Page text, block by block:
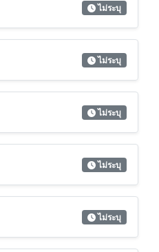
ไม่ระบุ
ไม่ระบุ
ไม่ระบุ
ไม่ระบุ
ไม่ระบุ